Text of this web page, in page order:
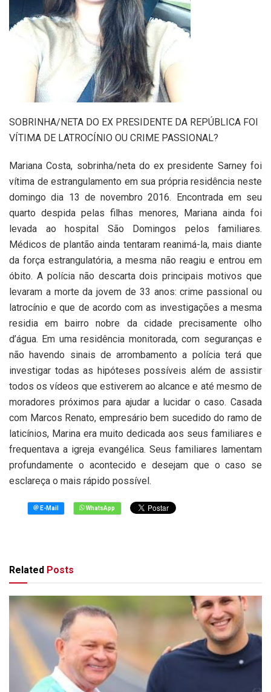
SOBRINHA/NETA DO EX PRESIDENTE DA REPÚBLICA FOI
VÍTIMA DE LATROCÍNIO OU CRIME PASSIONAL?
Mariana Costa, sobrinha/neta do ex presidente Sarney foi
vítima de estrangulamento em sua própria residência neste
domingo dia 13 de novembro 2016. Encontrada em seu
quarto despida pelas filhas menores, Mariana ainda foi
levada ao hospital São Domingos pelos familiares.
Médicos de plantão ainda tentaram reanimá-la, mais diante
da força estrangulatória, a mesma não reagiu e entrou em
óbito. A polícia não descarta dois principais motivos que
levaram a morte da jovem de 33 anos: crime passional ou
latrocínio e que de acordo com as investigações a mesma
residia em bairro nobre da cidade precisamente olho
d’água. Em uma residência monitorada, com seguranças e
não havendo sinais de arrombamento a polícia terá que
investigar todas as hipóteses possíveis além de assistir
todos os vídeos que estiverem ao alcance e até mesmo de
moradores próximos para ajudar a lucidar o caso. Casada
com Marcos Renato, empresário bem sucedido do ramo de
laticínios, Marina era muito dedicada aos seus familiares e
frequentava a igreja evangélica. Seus familiares lamentam
profundamente o acontecido e desejam que o caso se
esclareça o mais rápido possível.
Related Posts